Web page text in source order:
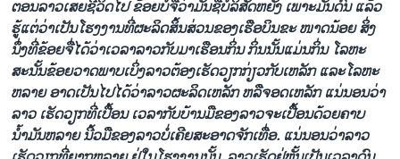
ຕອນລາວເສຍຊີວິດໄປ ຂ້ອຍບໍ່ຈື່ວ່າມັນຊື່ບໍລິສັດຫຍັງ ເພາະມັນດົນ ແລ້ວ
ຮູ້ແຕ່ວ່າເປັນໂຮງງານທີ່ຜະລິດສິ້ນສ່ວນຂອງເຮືອບິນຂະ ໜາດນ້ອຍ ສິ່ງ
ນຶ່ງທີ່ຂ້ອຍຈື່ໄດ້ວ່າເວລາລາວກັບມາເຮືອນກິ່ນ ກິ່ນນັ້ນແມ່ນກິ່ນ ໂລຫະ
ສະນັ້ນຂ້ອຍວາດພາບເບິ່ງລາວຕ້ອງເຮັດວຽກກ່ຽວກັບເຫລັກ ແລະໂລຫະ
ຫລາຍ ອາດເປັນໄປໄດ້ວ່າລາວຜະລິດເຫລັກ ຫລືຈອດເຫລັກ ແນ່ນອນວ່າ
ລາວ ເຮັດວຽກທີ່ເປື້ອນ ເວລາກັບບ້ານມືຂອງລາວຈະເປື້ອນດ້ວຍຄາບ
ນໍ້າມັນຫລາຍ ນີ້ວມືຂອງລາວບໍ່ເຄີຍສະອາດຈັກເທື່ອ. ແນ່ນອນວ່າລາວ